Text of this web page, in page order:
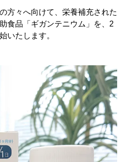
方々へ向けて、栄養補充された
食品「ギガンテニウム」を、2
いたします。